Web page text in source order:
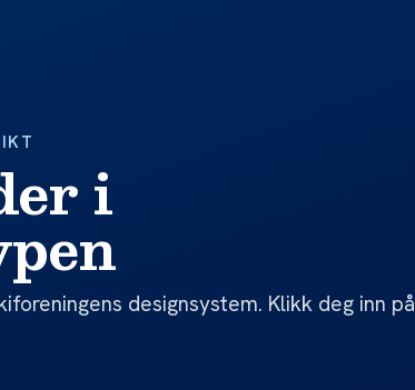
i
designsystem. Klikk deg inn